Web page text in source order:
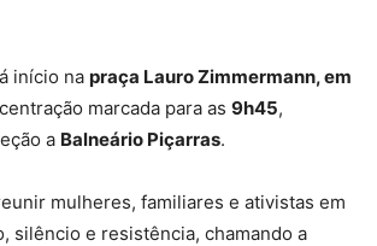
início na praça Lauro Zimmermann, em
marcada para as 9h45,
a Balneário Piçarras.
mulheres, familiares e ativistas em
silêncio e resistência, chamando a